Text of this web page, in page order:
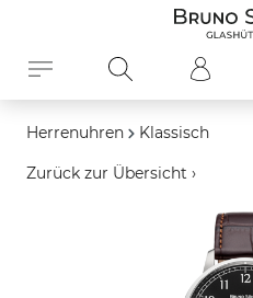
Herrenuhren Klassisch
Zurück zur Übersicht ›
Bildergalerie überspringen